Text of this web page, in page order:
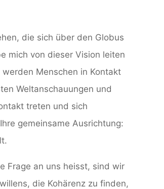
die sich über den Globus
mich von dieser Vision leiten
Menschen in Kontakt
Weltanschauungen und
treten und sich
gemeinsame Ausrichtung:
Frage an uns heisst, sind wir
die Kohärenz zu finden,